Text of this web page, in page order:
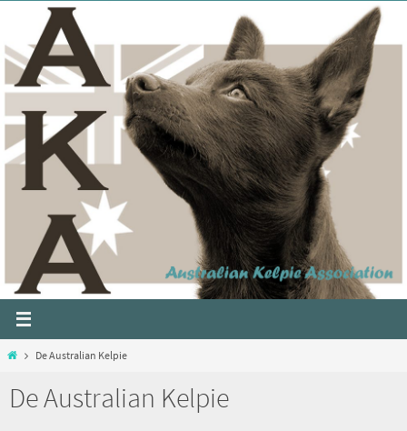
De Australian Kelpie
De Australian Kelpie